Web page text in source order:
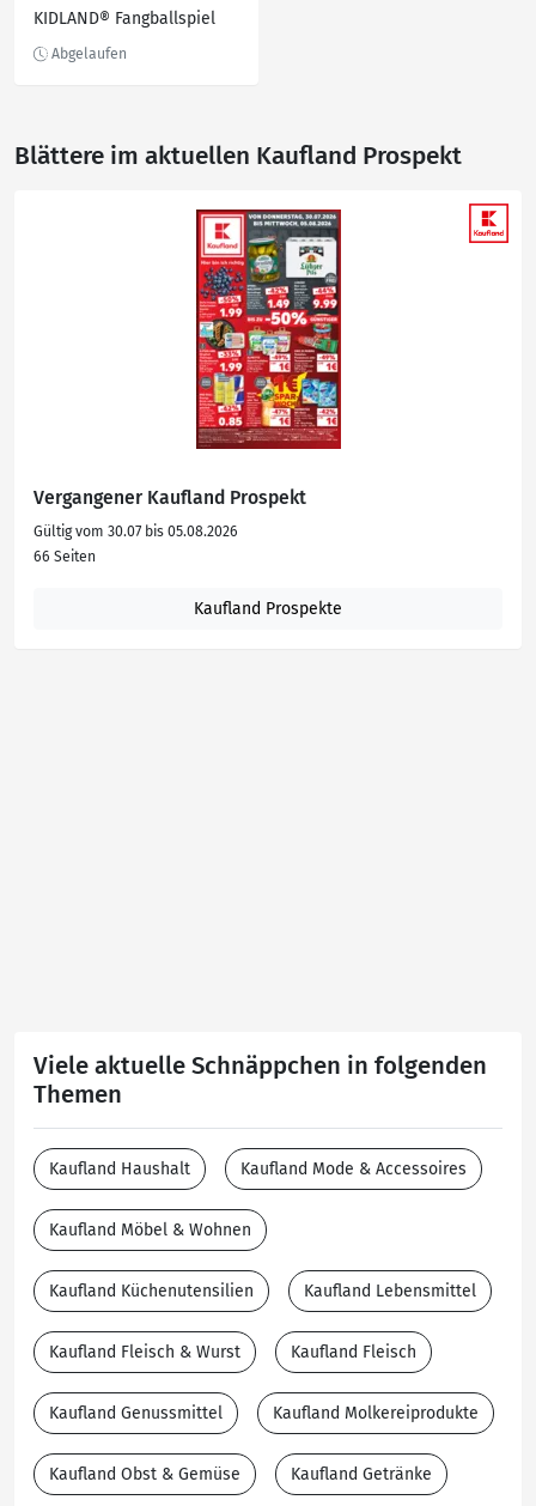
KIDLAND® Fangballspiel
Blättere im aktuellen Kaufland Prospekt
Vergangener Kaufland Prospekt
Gültig vom 30.07 bis 05.08.2026
66 Seiten
Kaufland Prospekte
Viele aktuelle Schnäppchen in folgenden
Themen
Kaufland Haushalt Kaufland Mode & Accessoires
Kaufland Möbel & Wohnen
Kaufland Küchenutensilien Kaufland Lebensmittel
Kaufland Fleisch & Wurst Kaufland Fleisch
Kaufland Genussmittel Kaufland Molkereiprodukte
Kaufland Obst & Gemüse Kaufland Getränke